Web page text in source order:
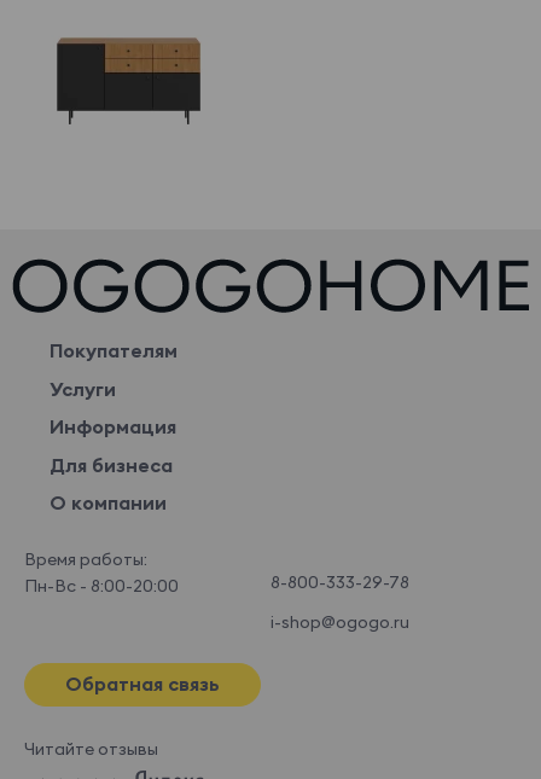
Покупателям
Услуги
Информация
Для бизнеса
О компании
Время работы:
Пн-Вс - 8:00-20:00
8-800-333-29-78
i-shop@ogogo.ru
Обратная связь
Читайте отзывы